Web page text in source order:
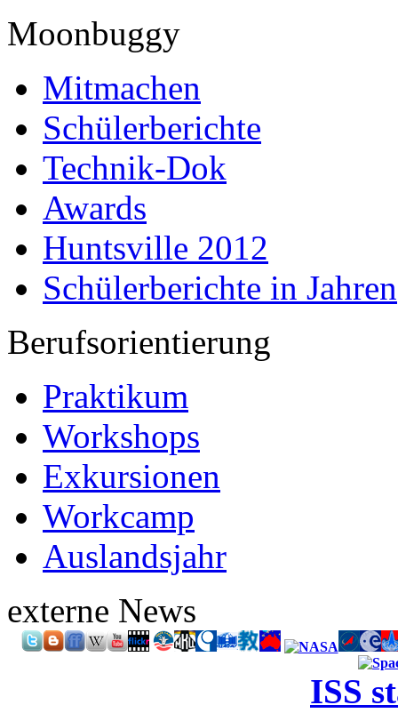
Moonbuggy
Mitmachen
Schülerberichte
Technik-Dok
Awards
Huntsville 2012
Schülerberichte in Jahren
Berufsorientierung
Praktikum
Workshops
Exkursionen
Workcamp
Auslandsjahr
externe News
ISS